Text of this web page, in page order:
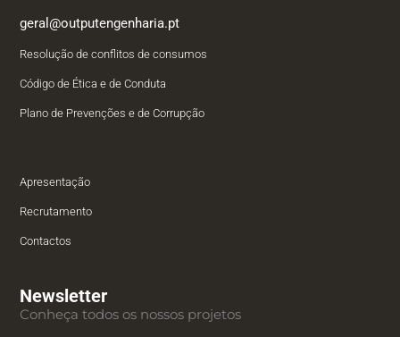
geral@outputengenharia.pt
Resolução de conflitos de consumos
Código de Ética e de Conduta
Plano de Prevenções e de Corrupção
Apresentação
Recrutamento
Contactos
Newsletter
Conheça todos os nossos projetos